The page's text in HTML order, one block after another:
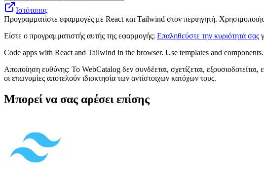
Ιστότοπος
Προγραμματίστε εφαρμογές με React και Tailwind στον περιηγητή.
Είστε ο προγραμματιστής αυτής της εφαρμογής; Επαληθεύστε την κυριότητά σας
Code apps with React and Tailwind in the browser. Use templates and
Αποποίηση ευθύνης: Το WebCatalog δεν συνδέεται, σχετίζεται,
οι επωνυμίες αποτελούν ιδιοκτησία των αντίστοιχων κατόχων τους.
Μπορεί να σας αρέσει επίσης